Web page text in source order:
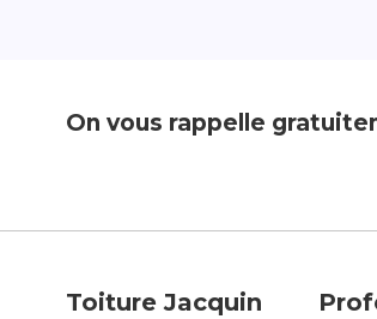
On vous rappelle
Toiture Jacquin